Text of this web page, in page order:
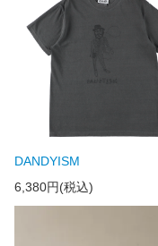
DANDYISM
6,380円(税込)